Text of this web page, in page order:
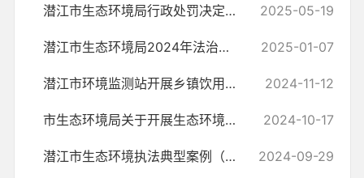
潜江市生态环境局行政处罚决定书（潜环罚〔2025〕1号) 2025-05-19
潜江市生态环境局2024年法治政府建设年度报告 2025-01-07
潜江市环境监测站开展乡镇饮用水源水质检测 2024-11-12
市生态环境局关于开展生态环境保护领域信用体系建设情况及典型案例 2024-10-17
潜江市生态环境执法典型案例（2024年度第3期） 2024-09-29